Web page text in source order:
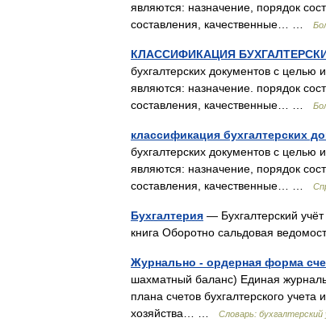
являются: назначение, порядок
составления, качественные… …
КЛАССИФИКАЦИЯ
бухгалтерских документов с целью
являются: назначение. порядок
составления, качественные… …
классификация бухгалтерских
бухгалтерских документов с целью
являются: назначение, порядок
составления, качественные… …
Бухгалтерия — Бухгалтерский
книга Оборотно сальдовая
Журнально - ордерная форма
шахматный баланс) Единая
плана счетов бухгалтерского
хозяйства… …
Словарь: